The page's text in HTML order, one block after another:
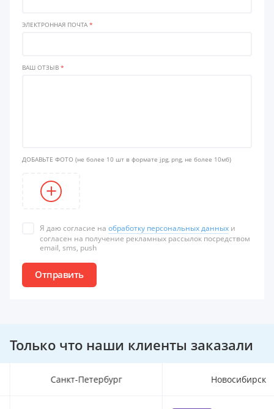
ЭЛЕКТРОННАЯ ПОЧТА *
ВАШ ОТЗЫВ *
ДОБАВЬТЕ ФОТО (не более 10 шт в формате jpg, png, не более 10мб)
Я даю согласие на обработку персональных данных и
согласен на получение рекламных рассылок посредством
email, sms, push
Отправить
Только что наши клиенты заказали
Санкт-Петербург Новосибирск